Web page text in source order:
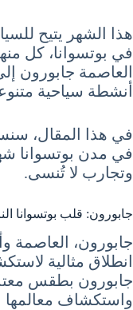
هذا الشهر يتيح
في بوتسوانا، كل
العاصمة جابورون
أنشطة سياحية
في هذا المقال،
في مدن بوتسوانا
وتجارب لا تُنسى.
جابورون: قلب بوتسوانا
جابورون، العاصمة
انطلاق مثالية
جابورون بطقس
واستكشاف معالمها